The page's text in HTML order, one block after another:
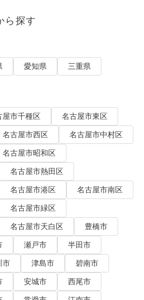
ら探す
愛知県 三重県
屋市千種区
名古屋市東区
名古屋市西区
名古屋市中村区
名古屋市昭和区
名古屋市熱田区
名古屋市港区
名古屋市南区
名古屋市緑区
名古屋市天白区
豊橋市
瀬戸市
半田市
市 津島市
碧南市
安城市
西尾市